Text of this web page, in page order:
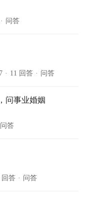
· 问答
· 11 回答 · 问答
问事业婚姻
问答
回答 · 问答